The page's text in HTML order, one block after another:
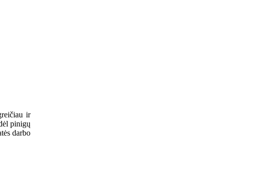
ir
pinigų
darbo